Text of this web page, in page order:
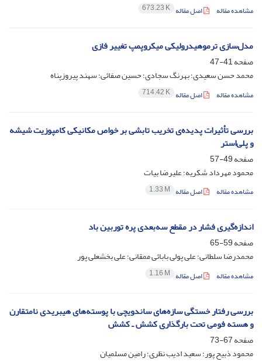
مشاهده مقاله اصل مقاله 673.23 K
مدل‌سازی ترموهیدرولیکی میکروپمپ تغییر فازی
صفحه41-47
محمد حسن سعیدی؛ بهرنگ سجادی؛ حسین صفائی؛ سهند پیروزپناه
مشاهده مقاله اصل مقاله 714.42 K
بررسی تأثیرات پدیده‌ی تخریب تابشی بر خواص مکانیکی کامپوزیت شیشه
و پلی‌استر
صفحه49-57
محمود مهرداد شکریه؛ علیرضا بیات
مشاهده مقاله اصل مقاله 1.33 M
اندازه‌گیری فشار در مقطع سه‌بعدی پره توربین باد
صفحه59-65
محمدرضا سلطانی؛ علی پولی بابائی ممقانی؛ علی بخشعلی پور
مشاهده مقاله اصل مقاله 1.16 M
بررسی رفتار خستگی سازه‌های ساندویچی با پوسته‌های هیبریدی نامتقارن
و هسته فومی تحت بارگذاری کشش ـ کشش
صفحه67-73
محمود ذبیح پور؛ سعید ادیب نظری؛ رامین مسلمیان